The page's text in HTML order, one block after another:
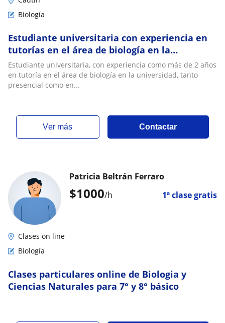
Biología
Estudiante universitaria con experiencia en
tutorías en el área de biología en la
universidad
Estudiante universitaria, con experiencia como más de 2 años
en tutoría en el área de biología en la universidad, tanto
presencial como en...
ver más Contactar
$1000/h 1ª clase gratis
Patricia Beltrán Ferraro
Clases on line
Biología
Clases particulares online de Biologia y
Ciencias Naturales para 7° y 8° básico